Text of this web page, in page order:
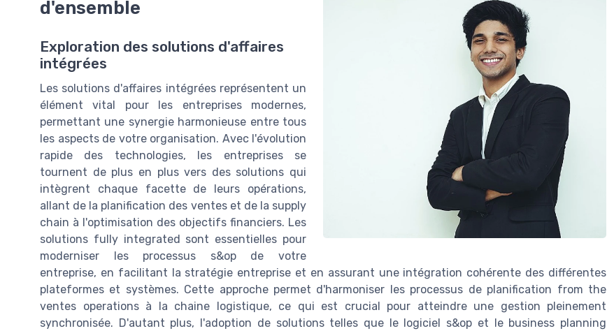
d'ensemble
Exploration des solutions d'affaires
intégrées
Les solutions d'affaires intégrées représentent un
élément vital pour les entreprises modernes,
permettant une synergie harmonieuse entre tous
les aspects de votre organisation. Avec l'évolution
rapide des technologies, les entreprises se
tournent de plus en plus vers des solutions qui
intègrent chaque facette de leurs opérations,
allant de la planification des ventes et de la supply
chain à l'optimisation des objectifs financiers. Les
solutions fully integrated sont essentielles pour
moderniser les processus s&op de votre
entreprise, en facilitant la stratégie entreprise et en assurant une intégration cohérente des différentes
plateformes et systèmes. Cette approche permet d'harmoniser les processus de planification from the
ventes operations à la chaine logistique, ce qui est crucial pour atteindre une gestion pleinement
synchronisée. D'autant plus, l'adoption de solutions telles que le logiciel s&op et le business planning